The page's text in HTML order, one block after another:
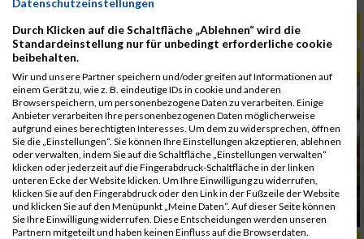
RELEVANTE ARTIKEL
Social Media verändert den Laufsport und stärkt
die Community
Durch Klicken auf die Schaltfläche „Ablehnen“ wird die
Standardeinstellung nur für unbedingt erforderliche cookie
beibehalten.
Wir und unsere Partner speichern und/oder greifen auf Informationen auf
einem Gerät zu, wie z. B. eindeutige IDs in cookie und anderen
Browserspeichern, um personenbezogene Daten zu verarbeiten. Einige
Anbieter verarbeiten Ihre personenbezogenen Daten möglicherweise
aufgrund eines berechtigten Interesses. Um dem zu widersprechen, öffnen
Sie die „Einstellungen“. Sie können Ihre Einstellungen akzeptieren, ablehnen
oder verwalten, indem Sie auf die Schaltfläche „Einstellungen verwalten“
klicken oder jederzeit auf die Fingerabdruck-Schaltfläche in der linken
unteren Ecke der Website klicken. Um Ihre Einwilligung zu widerrufen,
klicken Sie auf den Fingerabdruck oder den Link in der Fußzeile der Website
und klicken Sie auf den Menüpunkt „Meine Daten“. Auf dieser Seite können
Sie Ihre Einwilligung widerrufen. Diese Entscheidungen werden unseren
Partnern mitgeteilt und haben keinen Einfluss auf die Browserdaten.